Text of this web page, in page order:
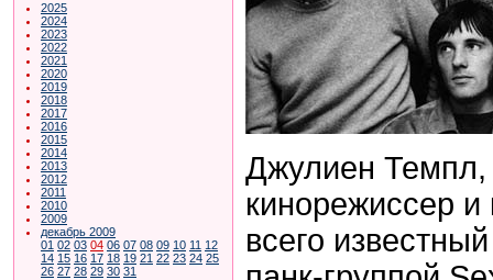
2025
2024
2023
2022
2021
2020
2019
2018
2017
2016
2015
2014
2013
2012
2011
2010
2009
декабрь 2009
01 02 03 04 06 07 08 09 10 11 12
14 15 16 17 18 19 21 22 23 24 25
26 27 28 29 30 31
Джулиен Темпл,
кинорежиссер
всего